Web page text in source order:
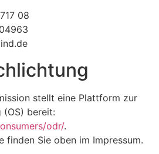
08
stellt eine Plattform zur
(OS) bereit:
odr/.
finden Sie oben im Impressum.